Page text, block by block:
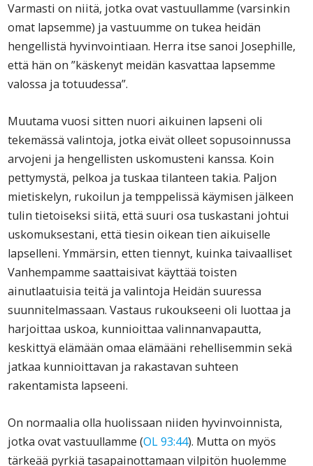
Varmasti on niitä, jotka ovat vastuullamme (varsinkin
omat lapsemme) ja vastuumme on tukea heidän
hengellistä hyvinvointiaan. Herra itse sanoi Josephille,
että hän on ”käskenyt meidän kasvattaa lapsemme
valossa ja totuudessa”.
Muutama vuosi sitten nuori aikuinen lapseni oli
tekemässä valintoja, jotka eivät olleet sopusoinnussa
arvojeni ja hengellisten uskomusteni kanssa. Koin
pettymystä, pelkoa ja tuskaa tilanteen takia. Paljon
mietiskelyn, rukoilun ja temppelissä käymisen jälkeen
tulin tietoiseksi siitä, että suuri osa tuskastani johtui
uskomuksestani, että tiesin oikean tien aikuiselle
lapselleni. Ymmärsin, etten tiennyt, kuinka taivaalliset
Vanhempamme saattaisivat käyttää toisten
ainutlaatuisia teitä ja valintoja Heidän suuressa
suunnitelmassaan. Vastaus rukoukseeni oli luottaa ja
harjoittaa uskoa, kunnioittaa valinnanvapautta,
keskittyä elämään omaa elämääni rehellisemmin sekä
jatkaa kunnioittavan ja rakastavan suhteen
rakentamista lapseeni.
On normaalia olla huolissaan niiden hyvinvoinnista,
jotka ovat vastuullamme (OL 93:44). Mutta on myös
tärkeää pyrkiä tasapainottamaan vilpitön huolemme